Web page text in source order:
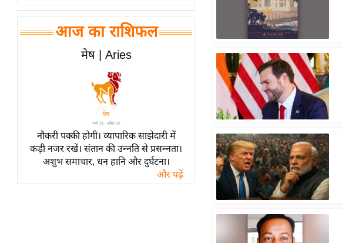
बॉलीवुड
हॉलीवुड
फिल्म समीक्षा
लाइफस्टाइल
टेक्नॉलॉजी
ब्यूटी/फैशन
घरेलू नुस्खे
आज का राशिफल
मेष | Aries
नौकरी पक्की होगी। व्यापारिक साझेदारी में
कड़ी नजर रखें। संतान की उन्नति से प्रसन्नता।
अशुभ समाचार, धन हानि और दुर्घटना।
और पढ़ें